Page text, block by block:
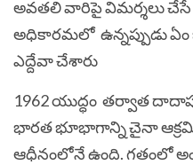
అవ‌త‌లి వారిపై విమ‌ర్శ‌లు చేసే
అధికారమలో ఉన్న‌ప్పుడు ఏం
ఎద్దేవా చేశారు
1962 యుద్ధం త‌ర్వాత
భార‌త భూభాగాన్ని చైనా
ఆధీనంలోనే ఉంది. గ‌తంలో